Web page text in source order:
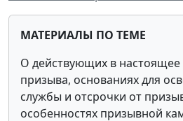
МАТЕРИАЛЫ ПО ТЕМЕ
О действующих в настоящее
призыва, основаниях для
службы и отсрочки от
особенностях призывной